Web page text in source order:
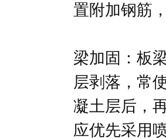
置附加钢筋
梁加固：板
层剥落，常
凝土层后，
应优先采用